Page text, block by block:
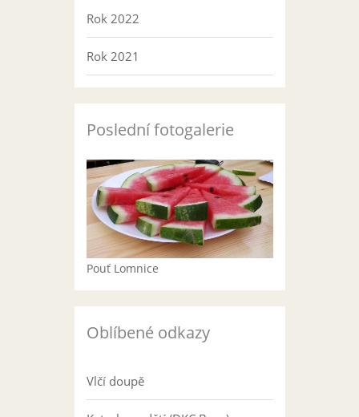
Rok 2022
Rok 2021
Poslední fotogalerie
Pouť Lomnice
Oblíbené odkazy
Vlčí doupě